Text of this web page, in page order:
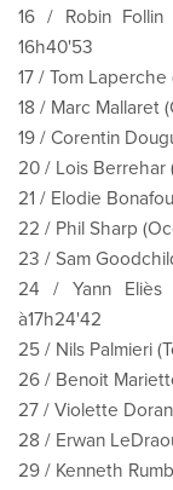
16 / Robin
16h40'53
17 / Tom
18 / Marc Mallaret
19 / Corentin
20 / Lois Berrehar
21 / Elodie
22 / Phil Sharp
23 / Sam
24 / Yann Eliès
à17h24'42
25 / Nils Palmieri
26 / Benoit
27 / Violette
28 / Erwan
29 / Kenneth